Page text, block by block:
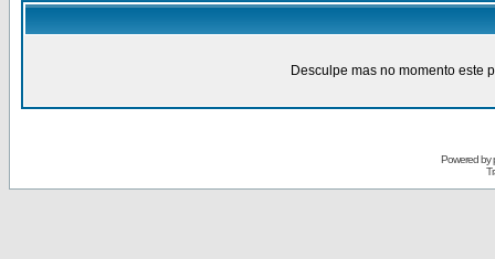
Desculpe mas no momento este
Powered by